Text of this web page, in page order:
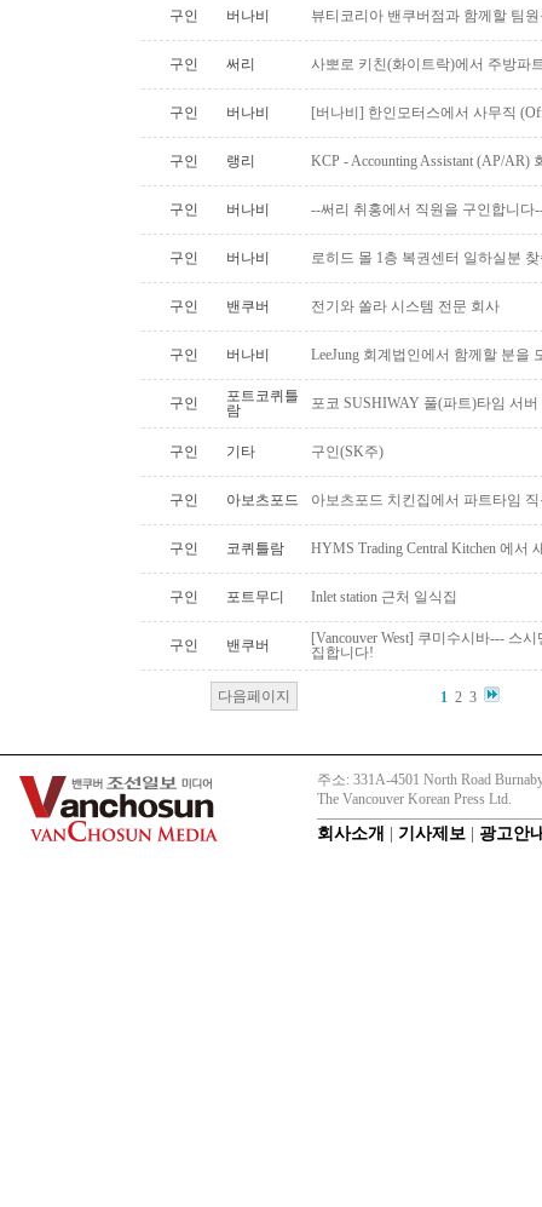
구인 버나비 뷰티코리아 밴쿠버점과 함께할 팀
구인 써리 사뽀로 키친(화이트락)에서 주방파
구인 버나비 [버나비] 한인모터스에서 사무직
구인 랭리 KCP - Accounting Assistant (AP/
구인 버나비 --써리 취홍에서 직원을 구인합니다
구인 버나비 로히드 몰 1층 복권센터 일하실분
구인 밴쿠버 전기와 쏠라 시스템 전문 회사
구인 버나비 LeeJung 회계법인에서 함께할 분을
구인
포트코퀴틀
람
포코 SUSHIWAY 풀(파트)타임 서버
구인 기타 구인(SK주)
구인 아보츠포드 아보츠포드 치킨집에서 파트타임
구인 코퀴틀람 HYMS Trading Central Kitchen 에
구인 포트무디 Inlet station 근처 일식집
구인 밴쿠버
[Vancouver West] 쿠미수시바--- 스
집합니다!
다음페이지 1 2 3
주소: 331A-4501 North Road
The Vancouver Korean Press Ltd.
회사소개 기사제보 광고안